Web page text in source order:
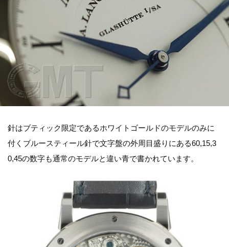
針はブティック限定であるホワイトゴールドのモデルのみに
付くブルースティール針で文字盤の外周目盛りにある60,15,3
0,45の数字も通常のモデルと違い青で書かれています。